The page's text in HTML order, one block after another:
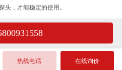
头，才能稳定的使用。
热线电话 在线询价